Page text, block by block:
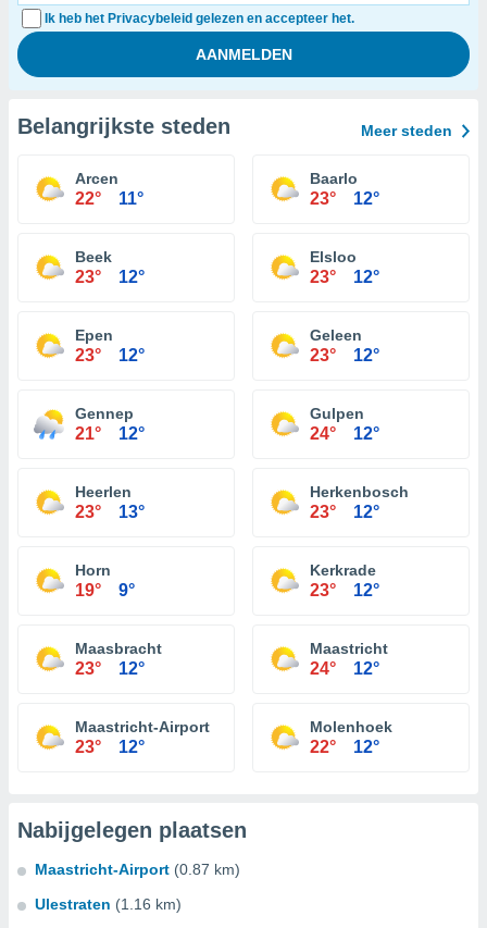
Ik heb het Privacybeleid gelezen en accepteer het.
Belangrijkste steden Meer steden
Arcen
22° 11°
Baarlo
23° 12°
Beek
23° 12°
Elsloo
23° 12°
Epen
23° 12°
Geleen
23° 12°
Gennep
21° 12°
Gulpen
24° 12°
Heerlen
23° 13°
Herkenbosch
23° 12°
Horn
19° 9°
Kerkrade
23° 12°
Maasbracht
23° 12°
Maastricht
24° 12°
Maastricht-Airport
23° 12°
Molenhoek
22° 12°
Nabijgelegen plaatsen
Maastricht-Airport (0.87 km)
Ulestraten (1.16 km)